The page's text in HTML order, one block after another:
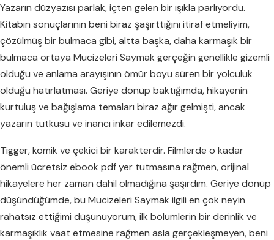
Yazarın düzyazısı parlak, içten gelen bir ışıkla parlıyordu.
Kitabın sonuçlarının beni biraz şaşırttığını itiraf etmeliyim,
çözülmüş bir bulmaca gibi, altta başka, daha karmaşık bir
bulmaca ortaya Mucizeleri Saymak gerçeğin genellikle gizemli
olduğu ve anlama arayışının ömür boyu süren bir yolculuk
olduğu hatırlatması. Geriye dönüp baktığımda, hikayenin
kurtuluş ve bağışlama temaları biraz ağır gelmişti, ancak
yazarın tutkusu ve inancı inkar edilemezdi.
Tigger, komik ve çekici bir karakterdir. Filmlerde o kadar
önemli ücretsiz ebook pdf yer tutmasına rağmen, orijinal
hikayelere her zaman dahil olmadığına şaşırdım. Geriye dönüp
düşündüğümde, bu Mucizeleri Saymak ilgili en çok neyin
rahatsız ettiğimi düşünüyorum, ilk bölümlerin bir derinlik ve
karmaşıklık vaat etmesine rağmen asla gerçekleşmeyen, beni